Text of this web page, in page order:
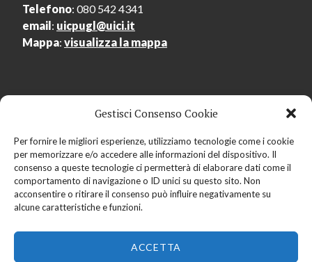
Gestisci Consenso Cookie
Per fornire le migliori esperienze, utilizziamo tecnologie come i cookie
per memorizzare e/o accedere alle informazioni del dispositivo. Il
consenso a queste tecnologie ci permetterà di elaborare dati come il
comportamento di navigazione o ID unici su questo sito. Non
acconsentire o ritirare il consenso può influire negativamente su
alcune caratteristiche e funzioni.
ACCETTA
Telefono: 080 542 4341
email : uicpugl@uici.it
Mappa: visualizza la mappa
Menu Utente
Accedi
Registrati
Centro Regionale dell'Audiolibro